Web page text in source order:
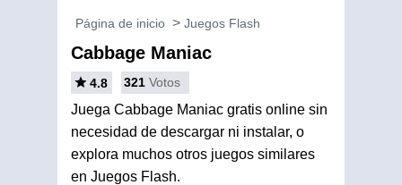
Página de inicio Juegos Flash
Cabbage Maniac
4.8 321 Votos
Juega Cabbage Maniac gratis online sin
necesidad de descargar ni instalar, o
explora muchos otros juegos similares
en Juegos Flash.